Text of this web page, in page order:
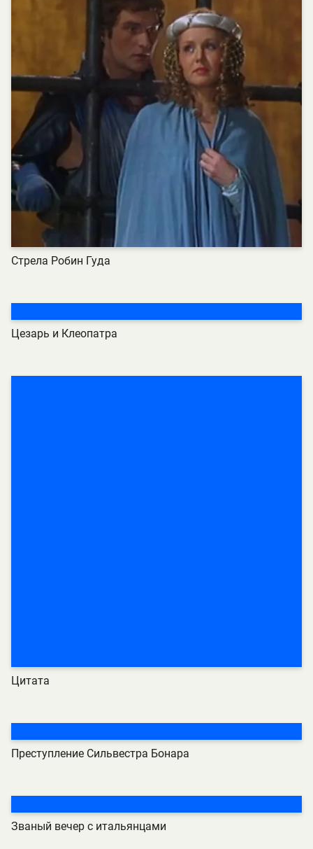
Стрела Робин Гуда
Цезарь и Клеопатра
Цитата
Преступление Сильвестра Бонара
Званый вечер с итальянцами